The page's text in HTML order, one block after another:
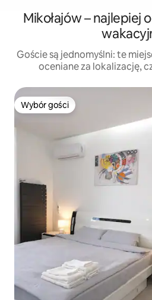
Mikołajów – najlepiej
Goście są jednomyślni: te
oceniane za lokalizację,
Wybór gości
Wybór gości